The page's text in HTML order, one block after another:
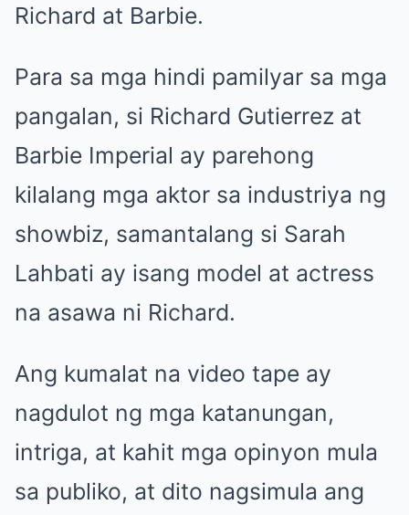
Richard at Barbie.
Para sa mga hindi pamilyar sa mga
pangalan, si Richard Gutierrez at
Barbie Imperial ay parehong
kilalang mga aktor sa industriya ng
showbiz, samantalang si Sarah
Lahbati ay isang model at actress
na asawa ni Richard.
Ang kumalat na video tape ay
nagdulot ng mga katanungan,
intriga, at kahit mga opinyon mula
sa publiko, at dito nagsimula ang